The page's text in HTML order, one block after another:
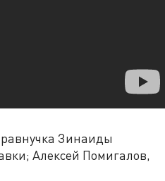
Зинаиды
Алексей Помигалов,